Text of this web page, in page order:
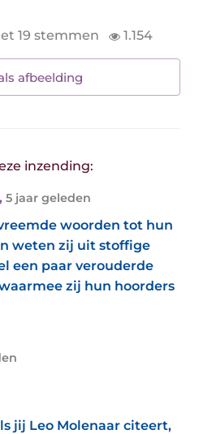
19 stemmen 1.154
afbeelding
inzending:
, 5 jaar geleden
woorden tot hun
weten zij uit stoffige
een paar verouderde
zij hun hoorders
jij Leo Molenaar citeert,